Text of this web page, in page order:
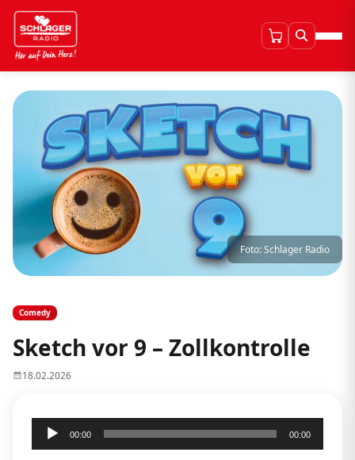
Foto: Schlager Radio
Comedy
Sketch vor 9 – Zollkontrolle
18.02.2026
Audio-
Player
00:00 00:00